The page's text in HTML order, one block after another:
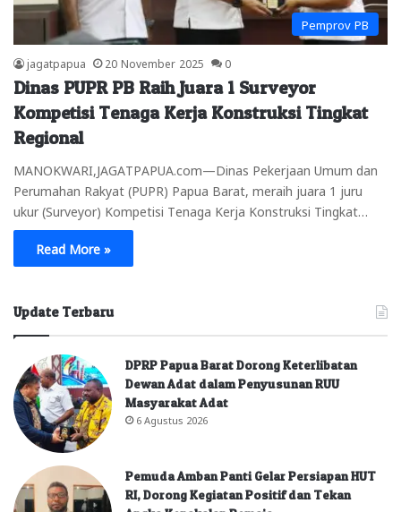
Pemprov PB
jagatpapua 20 November 2025 0
Dinas PUPR PB Raih Juara 1 Surveyor
Kompetisi Tenaga Kerja Konstruksi Tingkat
Regional
MANOKWARI,JAGATPAPUA.com—Dinas Pekerjaan Umum dan
Perumahan Rakyat (PUPR) Papua Barat, meraih juara 1 juru
ukur (Surveyor) Kompetisi Tenaga Kerja Konstruksi Tingkat…
Read More »
Update Terbaru
DPRP Papua Barat Dorong Keterlibatan
Dewan Adat dalam Penyusunan RUU
Masyarakat Adat
6 Agustus 2026
Pemuda Amban Panti Gelar Persiapan HUT
RI, Dorong Kegiatan Positif dan Tekan